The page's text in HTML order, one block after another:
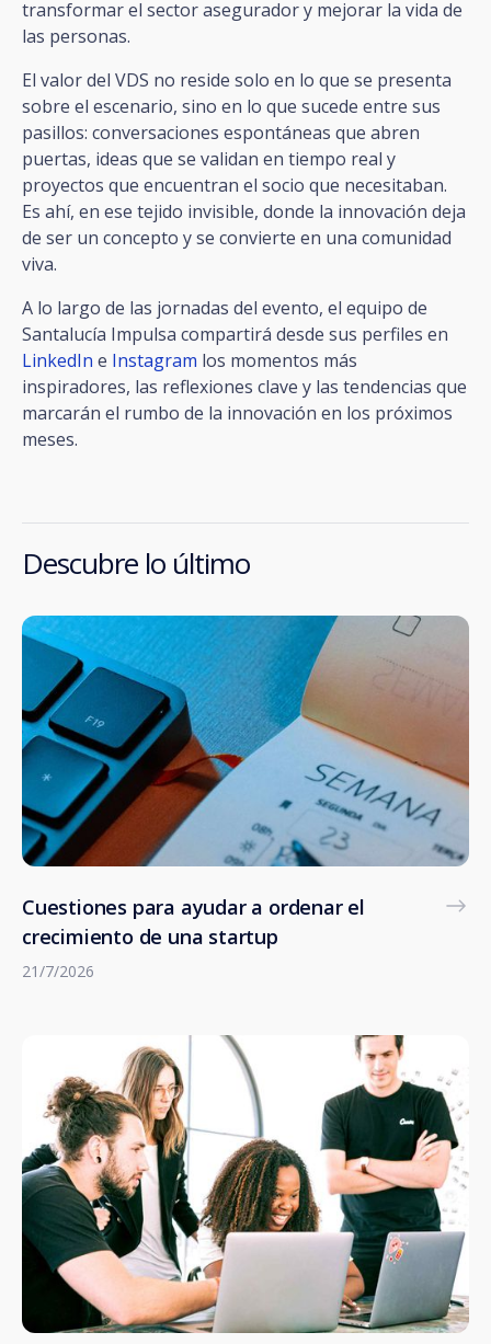
transformar el sector asegurador y mejorar la vida de
las personas.
El valor del VDS no reside solo en lo que se presenta
sobre el escenario, sino en lo que sucede entre sus
pasillos: conversaciones espontáneas que abren
puertas, ideas que se validan en tiempo real y
proyectos que encuentran el socio que necesitaban.
Es ahí, en ese tejido invisible, donde la innovación deja
de ser un concepto y se convierte en una comunidad
viva.
A lo largo de las jornadas del evento, el equipo de
Santalucía Impulsa compartirá desde sus perfiles en
LinkedIn e Instagram los momentos más
inspiradores, las reflexiones clave y las tendencias que
marcarán el rumbo de la innovación en los próximos
meses.
Descubre lo último
Cuestiones para ayudar a ordenar el
crecimiento de una startup
21/7/2026